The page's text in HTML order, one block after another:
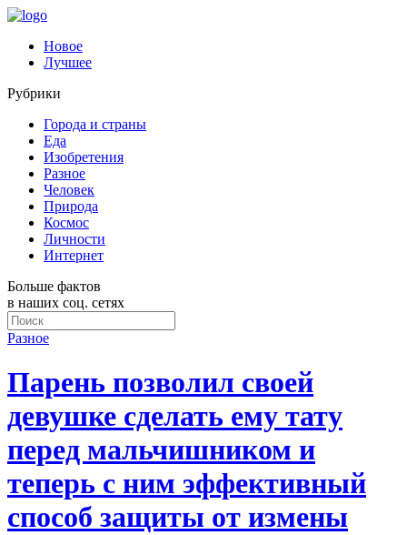
Новое
Лучшее
Рубрики
Города и страны
Еда
Изобретения
Разное
Человек
Природа
Космос
Личности
Интернет
Больше фактов
в наших соц. сетях
Разное
Парень позволил своей
девушке сделать ему тату
перед мальчишником и
теперь с ним эффективный
способ защиты от измены